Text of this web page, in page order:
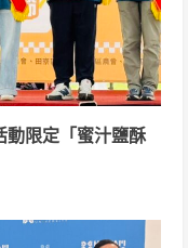
限定「蜜汁鹽酥